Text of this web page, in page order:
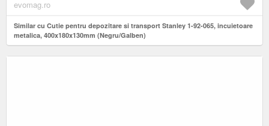
evomag.ro
Similar cu Cutie pentru depozitare si transport Stanley 1-92-065, incuietoare
metalica, 400x180x130mm (Negru/Galben)